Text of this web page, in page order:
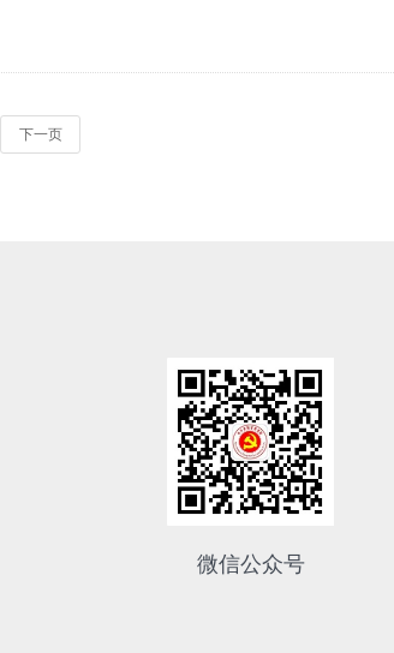
下一页
微信公众号